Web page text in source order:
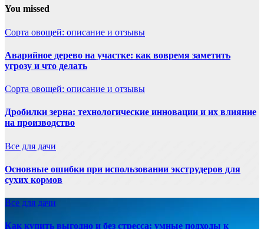
You missed
Сорта овощей: описание и отзывы
Аварийное дерево на участке: как вовремя заметить
угрозу и что делать
Сорта овощей: описание и отзывы
Дробилки зерна: технологические инновации и их влияние
на производство
Все для дачи
Основные ошибки при использовании экструдеров для
сухих кормов
Все для дачи
Как купить выгодно и без стресса: умные подходы к